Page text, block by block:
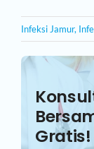
Infeksi Jamur,
Gratis!